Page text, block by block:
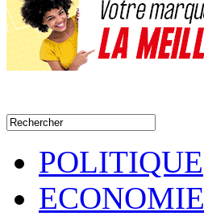
POLITIQUE
ECONOMIE